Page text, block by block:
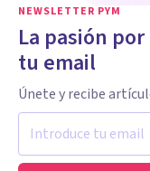
NEWSLETTER PYM
La pasión
tu email
Únete y recibe